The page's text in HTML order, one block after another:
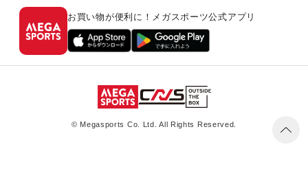
お買い物が便利に！メガスポーツ公式アプリ
© Megasports Co. Ltd. All Rights Reserved.